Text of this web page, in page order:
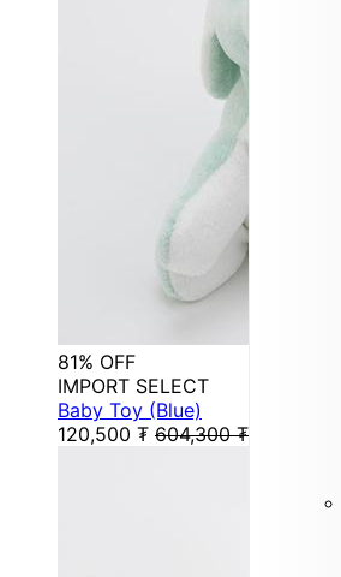
81% OFF
IMPORT SELECT
Baby Toy (Blue)
120,500 ₮ 604,300 ₮